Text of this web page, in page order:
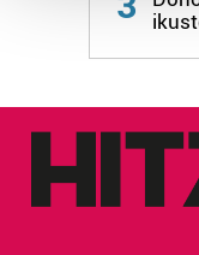
Guk eta gure
prozesatzen
neurtzeko,
produktuak
erabiltzen dituen